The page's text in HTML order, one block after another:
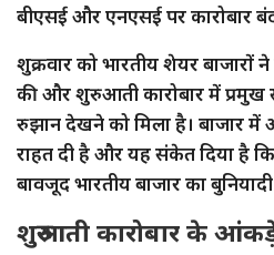
बीएसई और एनएसई पर कारोबार
शुक्रवार को भारतीय शेयर
की और शुरुआती कारोबार में प्रमुख
रुझान देखने को मिला है। बाजार
राहत दी है और यह संकेत दिया है
बावजूद भारतीय बाजार का
शुरुआती कारोबार के